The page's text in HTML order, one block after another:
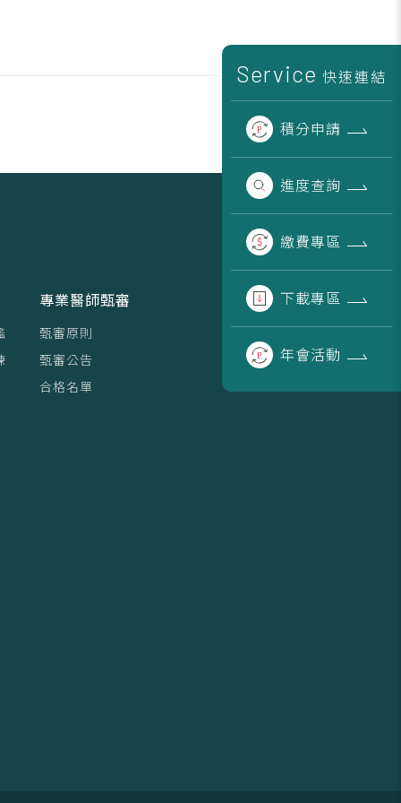
Service 快速連結
積分申請
進度查詢
繳費專區
下載專區
年會活動
專業醫師甄審
甄審原則
甄審公告
合格名單